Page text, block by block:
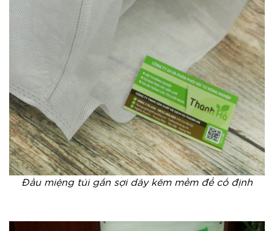
Đầu miệng túi gắn sợi dây kẽm mềm để cố định